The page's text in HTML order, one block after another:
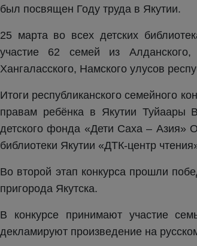
был посвящен Году труда в Якутии.
25 марта во всех детских
участие 62 семей из Алданского,
Хангаласского, Намского улусов
Итоги республиканского семейного
правам ребёнка в Якутии Туйаары
детского фонда «Дети Саха –
библиотеки Якутии «ДТК-центр
Во второй этап конкурса прошли
пригорода Якутска.
В конкурсе принимают участие
декламируют произведение на